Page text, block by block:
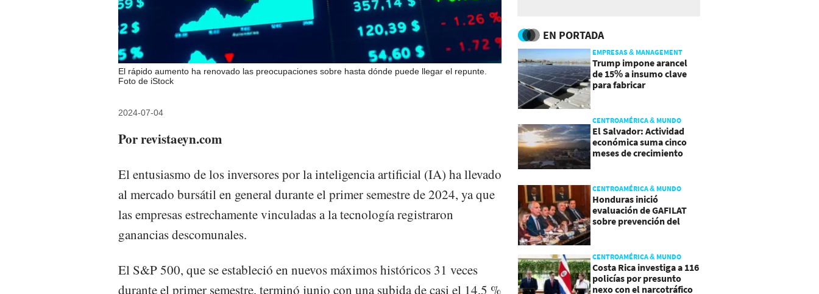
El rápido aumento ha renovado las preocupaciones sobre hasta dónde puede llegar el repunte.
Foto de iStock
2024-07-04
Por revistaeyn.com
El entusiasmo de los inversores por la inteligencia artificial (IA) ha llevado
al mercado bursátil en general durante el primer semestre de 2024, ya que
las empresas estrechamente vinculadas a la tecnología registraron
ganancias descomunales.
El S&P 500, que se estableció en nuevos máximos históricos 31 veces
durante el primer semestre, terminó junio con una subida de casi el 14,5 %
EN PORTADA
EMPRESAS & MANAGEMENT
Trump impone arancel
de 15% a insumo clave
para fabricar
CENTROAMÉRICA & MUNDO
El Salvador: Actividad
económica suma cinco
meses de crecimiento
CENTROAMÉRICA & MUNDO
Honduras inició
evaluación de GAFILAT
sobre prevención del
CENTROAMÉRICA & MUNDO
Costa Rica investiga a 116
policías por presunto
nexo con el narcotráfico